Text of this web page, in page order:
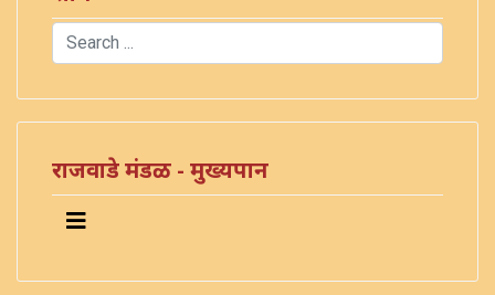
Search
राजवाडे मंडळ - मुख्यपान